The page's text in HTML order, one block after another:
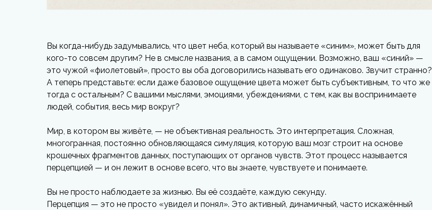
Вы когда-нибудь задумывались, что цвет неба, который вы называете «синим», может быть для
кого-то совсем другим? Не в смысле названия, а в самом ощущении. Возможно, ваш «синий» —
это чужой «фиолетовый», просто вы оба договорились называть его одинаково. Звучит странно?
А теперь представьте: если даже базовое ощущение цвета может быть субъективным, то что же
тогда с остальным? С вашими мыслями, эмоциями, убеждениями, с тем, как вы воспринимаете
людей, события, весь мир вокруг?
Мир, в котором вы живёте, — не объективная реальность. Это интерпретация. Сложная,
многогранная, постоянно обновляющаяся симуляция, которую ваш мозг строит на основе
крошечных фрагментов данных, поступающих от органов чувств. Этот процесс называется
перцепцией — и он лежит в основе всего, что вы знаете, чувствуете и понимаете.
Вы не просто наблюдаете за жизнью. Вы её создаёте, каждую секунду.
Перцепция — это не просто «увидел и понял». Это активный, динамичный, часто искажённый